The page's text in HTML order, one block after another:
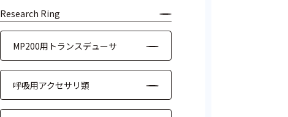
トリガー
Research Ring
MP200用トランスデューサ
呼吸用アクセサリ類